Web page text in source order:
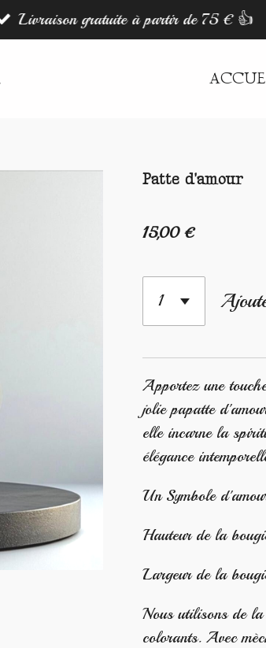
Livraison gratuite à partir de 75 € 👍
Patte d'amour
15,00 €
Apportez une
jolie papatte
elle incarne la
élégance
Un Symbole
Hauteur de la
Largeur de la
Nous utilisons de
colorants. Avec